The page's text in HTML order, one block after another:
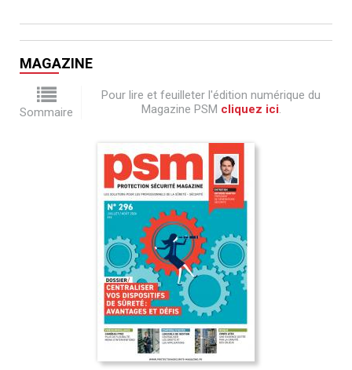
MAGAZINE
Sommaire
Pour lire et feuilleter l'édition numérique du
Magazine PSM cliquez ici.